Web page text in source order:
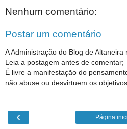
Nenhum comentário:
Postar um comentário
A Administração do Blog de Altaneira
Leia a postagem antes de comentar;
É livre a manifestação do
não abuse ou desvirtuem os
‹ Página